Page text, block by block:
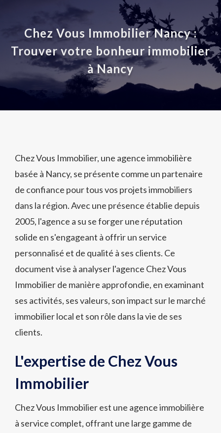
Chez Vous Immobilier Nancy :
Trouver votre bonheur immobilier
à Nancy
Chez Vous Immobilier, une agence immobilière
basée à Nancy, se présente comme un partenaire
de confiance pour tous vos projets immobiliers
dans la région. Avec une présence établie depuis
2005, l'agence a su se forger une réputation
solide en s'engageant à offrir un service
personnalisé et de qualité à ses clients. Ce
document vise à analyser l'agence Chez Vous
Immobilier de manière approfondie, en examinant
ses activités, ses valeurs, son impact sur le marché
immobilier local et son rôle dans la vie de ses
clients.
L'expertise de Chez Vous
Immobilier
Chez Vous Immobilier est une agence immobilière
à service complet, offrant une large gamme de